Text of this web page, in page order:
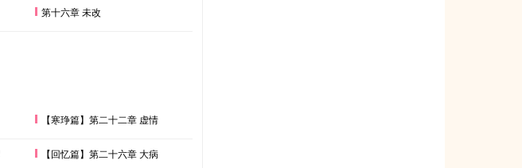
第十六章 未改
【寒琤篇】第二十二章 虚情
【回忆篇】第二十六章 大病